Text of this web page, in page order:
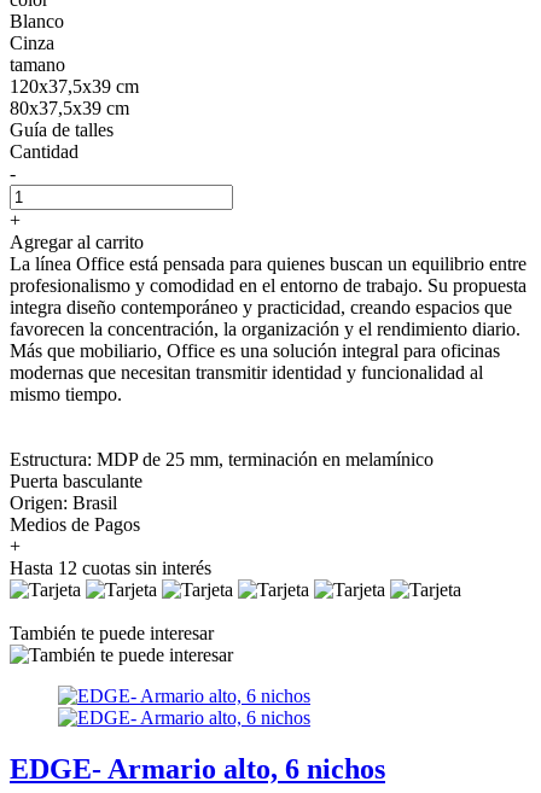
Blanco
Cinza
tamano
120x37,5x39 cm
80x37,5x39 cm
Guía de talles
Cantidad
-
+
Agregar al carrito
La línea Office está pensada para quienes buscan un equilibrio entre
profesionalismo y comodidad en el entorno de trabajo. Su propuesta
integra diseño contemporáneo y practicidad, creando espacios que
favorecen la concentración, la organización y el rendimiento diario.
Más que mobiliario, Office es una solución integral para oficinas
modernas que necesitan transmitir identidad y funcionalidad al
mismo tiempo.
Estructura: MDP de 25 mm, terminación en melamínico
Puerta basculante
Origen: Brasil
Medios de Pagos
+
Hasta 12 cuotas sin interés
También te puede interesar
EDGE- Armario alto, 6 nichos